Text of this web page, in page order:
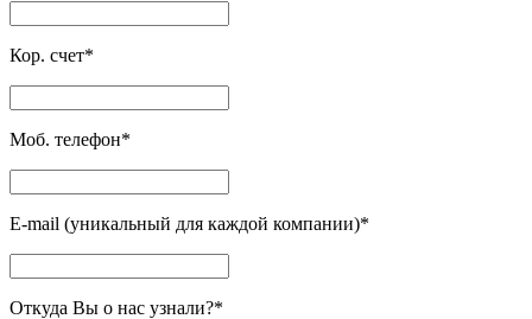
Кор. счет*
Моб. телефон*
E-mail (уникальный для каждой компании)*
Откуда Вы о нас узнали?*